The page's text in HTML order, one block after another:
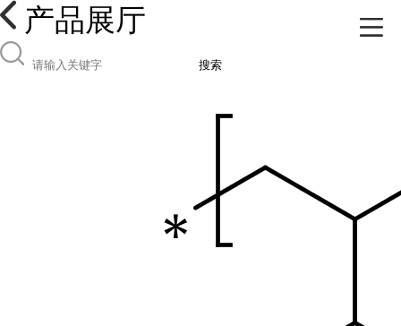
产品展厅
搜索